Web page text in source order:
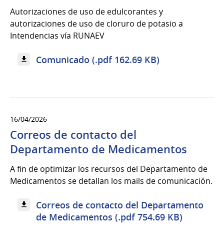
Autorizaciones de uso de edulcorantes y
autorizaciones de uso de cloruro de potasio a
Intendencias vía RUNAEV
Comunicado (.pdf 162.69 KB)
16/04/2026
Correos de contacto del
Departamento de Medicamentos
A fin de optimizar los recursos del Departamento de
Medicamentos se detallan los mails de comunicación.
Correos de contacto del Departamento
de Medicamentos (.pdf 754.69 KB)